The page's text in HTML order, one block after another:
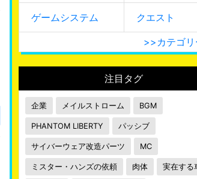
ゲームシステム クエスト
>>カテゴリ
注目タグ
企業 メイルストローム BGM
PHANTOM LIBERTY パッシブ
サイバーウェア改造パーツ MC
ミスター・ハンズの依頼 肉体 実在する